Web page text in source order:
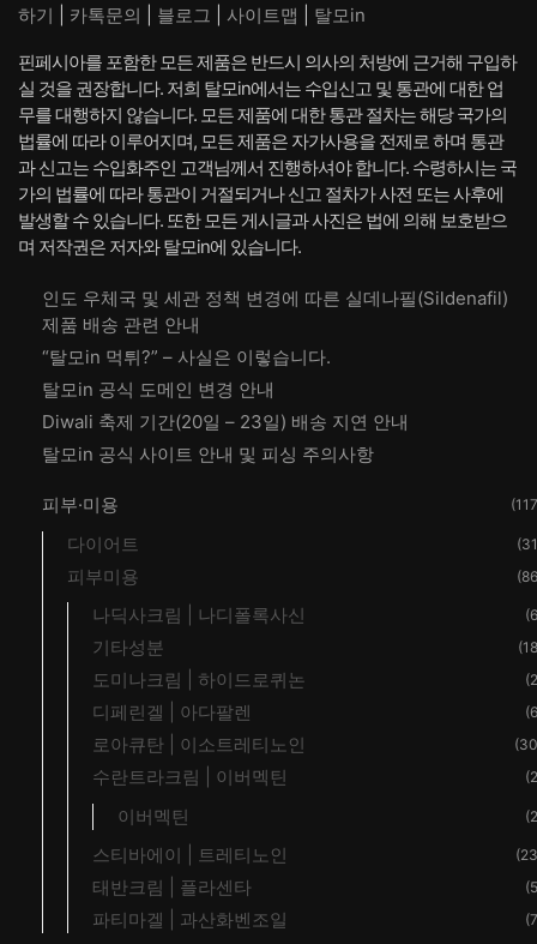
하기
카톡문의 블로그 사이트맵 탈모in
핀페시아를 포함한 모든 제품은 반드시 의사의 처방에 근거해 구입하
실 것을 권장합니다. 저희 탈모in에서는 수입신고 및 통관에 대한 업
무를 대행하지 않습니다. 모든 제품에 대한 통관 절차는 해당 국가의
법률에 따라 이루어지며, 모든 제품은 자가사용을 전제로 하며 통관
과 신고는 수입화주인 고객님께서 진행하셔야 합니다. 수령하시는 국
가의 법률에 따라 통관이 거절되거나 신고 절차가 사전 또는 사후에
발생할 수 있습니다. 또한 모든 게시글과 사진은 법에 의해 보호받으
며 저작권은 저자와 탈모in에 있습니다.
인도 우체국 및 세관 정책 변경에 따른 실데나필(Sildenafil)
제품 배송 관련 안내
“탈모in 먹튀?” – 사실은 이렇습니다.
탈모in 공식 도메인 변경 안내
Diwali 축제 기간(20일 – 23일) 배송 지연 안내
탈모in 공식 사이트 안내 및 피싱 주의사항
피부·미용
다이어트
피부미용
나딕사크림 | 나디폴록사신
기타성분
도미나크림 | 하이드로퀴논
디페린겔 | 아다팔렌
로아큐탄 | 이소트레티노인
수란트라크림 | 이버멕틴
이버멕틴
스티바에이 | 트레티노인
태반크림 | 플라센타
파티마겔 | 과산화벤조일